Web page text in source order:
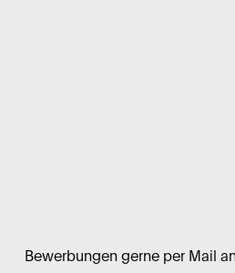
Bewerbungen gerne per Mail